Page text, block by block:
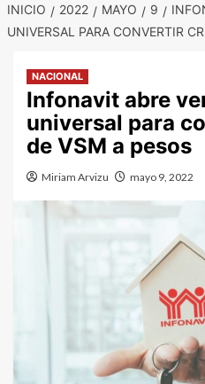
INICIO 2022 MAYO 9
UNIVERSAL PARA CONVERTIR
NACIONAL
Infonavit abre
universal para
de VSM a pesos
Miriam Arvizu mayo 9, 2022